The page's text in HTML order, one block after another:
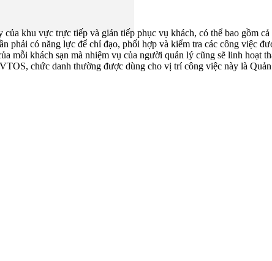
khu vực trực tiếp và gián tiếp phục vụ khách, có thể bao gồm cả
có năng lực để chỉ đạo, phối hợp và kiểm tra các công việc
mỗi khách sạn mà nhiệm vụ của người quản lý cũng sẽ linh hoạt
chức danh thường được dùng cho vị trí công việc này là